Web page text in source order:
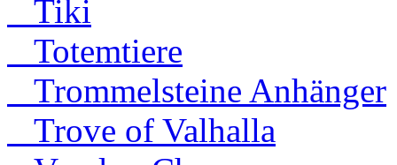
Tiki
Totemtiere
Trommelsteine Anhänger
Trove of Valhalla